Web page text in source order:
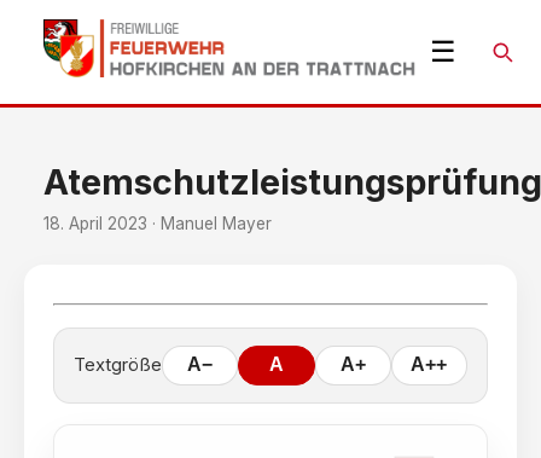
☰ Suche
Atemschutzleistungsprüfung
18. April 2023 · Manuel Mayer
Textgröße A− A A+ A++